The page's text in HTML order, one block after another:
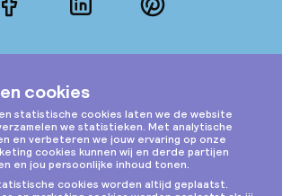
FacebookLinkedInPinterest
Instagram